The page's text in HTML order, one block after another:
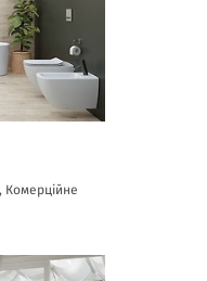
Комерційне